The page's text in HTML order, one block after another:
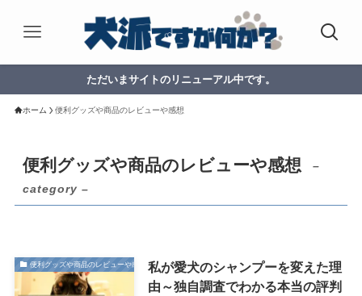
ただいまサイトのリニューアル中です。
ホーム 便利グッズや商品のレビューや感想
便利グッズや商品のレビューや感想
–
category –
便利グッズや商品のレビューや感想
私が愛犬のシャンプーを変えた理
由～独自調査でわかる本当の評判